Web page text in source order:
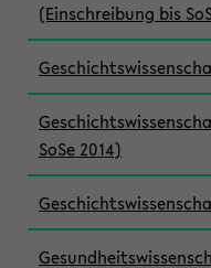
(Einschreibung bis
SoSe 2014)